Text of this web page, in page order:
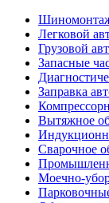
Легковой
Грузовой
Запасные
Заправка
Вытяжное
Сварочное
Моечно-